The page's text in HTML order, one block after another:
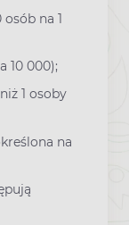
na 1
10 000);
1 osoby
na